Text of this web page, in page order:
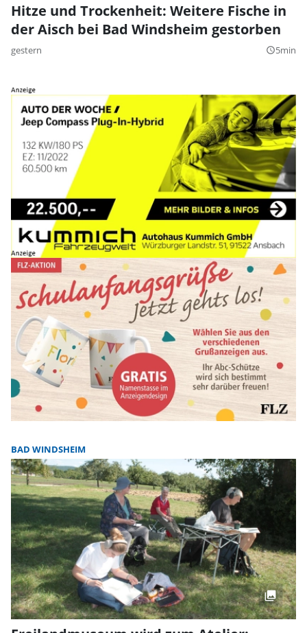
Hitze und Trockenheit: Weitere Fische in
der Aisch bei Bad Windsheim gestorben
gestern query_builder5min
BAD WINDSHEIM